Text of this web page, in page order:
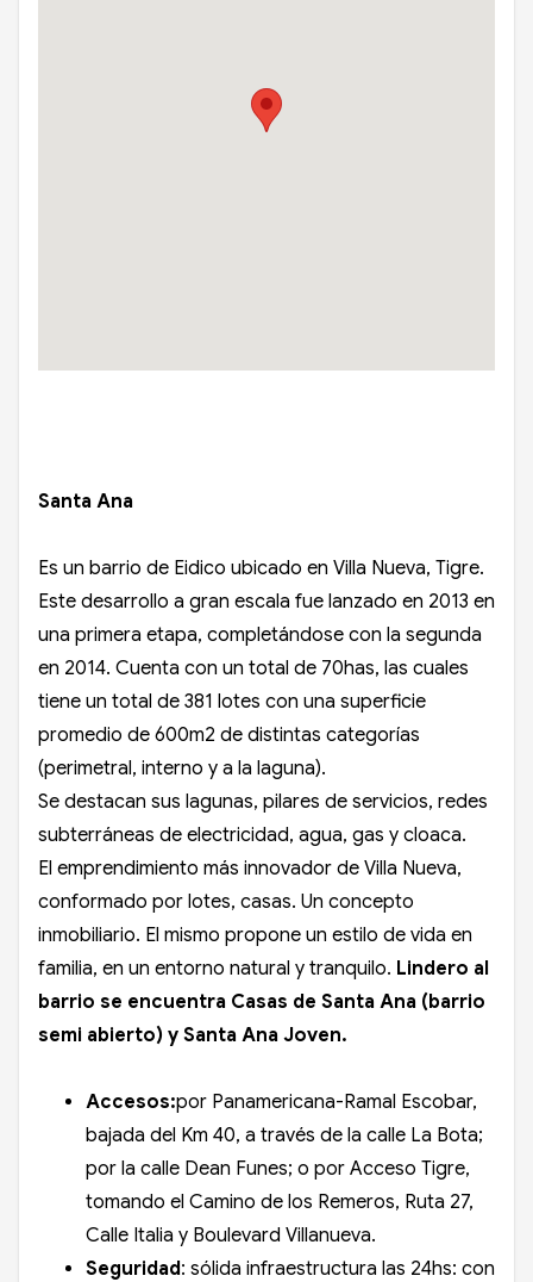
Santa Ana
Es un barrio de Eidico ubicado en Villa Nueva, Tigre.
Este desarrollo a gran escala fue lanzado en 2013 en
una primera etapa, completándose con la segunda
en 2014. Cuenta con un total de 70has, las cuales
tiene un total de 381 lotes con una superficie
promedio de 600m2 de distintas categorías
(perimetral, interno y a la laguna).
Se destacan sus lagunas, pilares de servicios, redes
subterráneas de electricidad, agua, gas y cloaca.
El emprendimiento más innovador de Villa Nueva,
conformado por lotes, casas. Un concepto
inmobiliario. El mismo propone un estilo de vida en
familia, en un entorno natural y tranquilo. Lindero al
barrio se encuentra Casas de Santa Ana (barrio
semi abierto) y Santa Ana Joven.
Accesos:por Panamericana-Ramal Escobar,
bajada del Km 40, a través de la calle La Bota;
por la calle Dean Funes; o por Acceso Tigre,
tomando el Camino de los Remeros, Ruta 27,
Calle Italia y Boulevard Villanueva.
Seguridad: sólida infraestructura las 24hs: con